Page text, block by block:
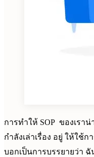
การทำให้ SOP ของเราน่
กำลังเล่าเรื่อง อยู่ ให้ใช้
บอกเป็นการบรรยายว่า